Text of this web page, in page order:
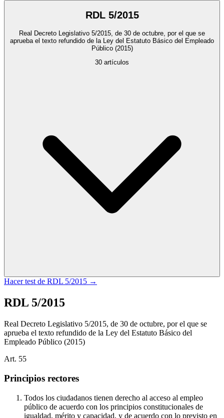
RDL 5/2015
Real Decreto Legislativo 5/2015, de 30 de octubre, por el que se
aprueba el texto refundido de la Ley del Estatuto Básico del Empleado
Público (2015)
30 artículos
Hacer test de RDL 5/2015 →
RDL 5/2015
Real Decreto Legislativo 5/2015, de 30 de octubre, por el que se
aprueba el texto refundido de la Ley del Estatuto Básico del
Empleado Público (2015)
Art. 55
Principios rectores
Todos los ciudadanos tienen derecho al acceso al empleo
público de acuerdo con los principios constitucionales de
igualdad, mérito y capacidad, y de acuerdo con lo previsto en